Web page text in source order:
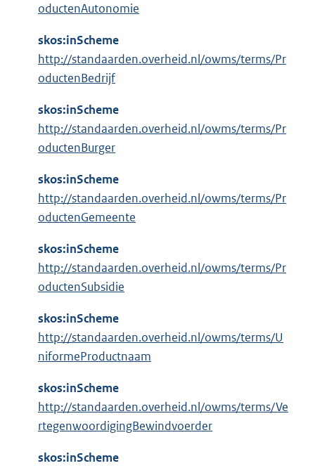
oductenAutonomie
skos:inScheme
http://standaarden.overheid.nl/owms/terms/Pr
oductenBedrijf
skos:inScheme
http://standaarden.overheid.nl/owms/terms/Pr
oductenBurger
skos:inScheme
http://standaarden.overheid.nl/owms/terms/Pr
oductenGemeente
skos:inScheme
http://standaarden.overheid.nl/owms/terms/Pr
oductenSubsidie
skos:inScheme
http://standaarden.overheid.nl/owms/terms/U
niformeProductnaam
skos:inScheme
http://standaarden.overheid.nl/owms/terms/Ve
rtegenwoordigingBewindvoerder
skos:inScheme